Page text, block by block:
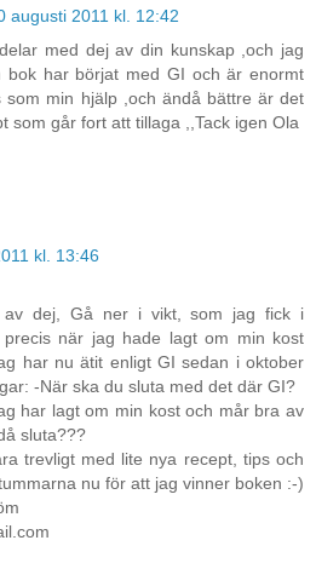
augusti 2011 kl. 12:42
med dej av din kunskap ,och jag
bok har börjat med GI och är enormt
som min hjälp ,och ändå bättre är det
som går fort att tillaga ,,Tack igen Ola
kl. 13:46
av dej, Gå ner i vikt, som jag fick i
precis när jag hade lagt om min kost
har nu ätit enligt GI sedan i oktober
-När ska du sluta med det där GI?
har lagt om min kost och mår bra av
sluta???
trevligt med lite nya recept, tips och
nu för att jag vinner boken :-)